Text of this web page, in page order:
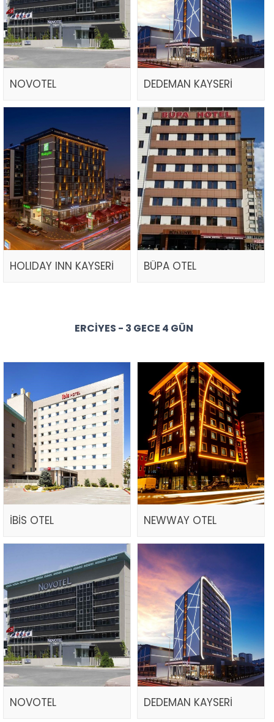
NOVOTEL DEDEMAN KAYSERİ
HOLIDAY INN KAYSERİ BÜPA OTEL
ERCIYES - 3 GECE 4 GÜN
İBİS OTEL NEWWAY OTEL
NOVOTEL DEDEMAN KAYSERİ